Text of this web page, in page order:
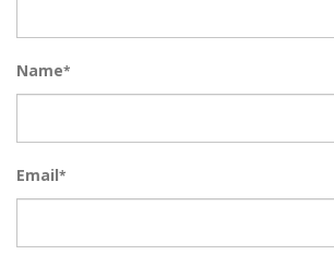
Name*
Email*